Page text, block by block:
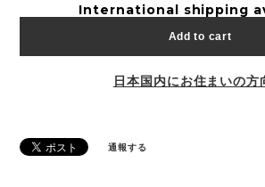
International shipping
Add to cart
日本国内にお住まいの方
通報する